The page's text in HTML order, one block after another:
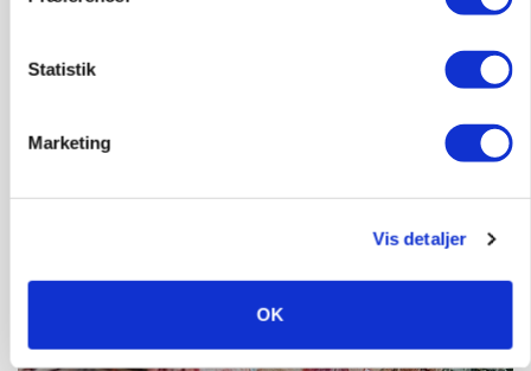
Statistik
Marketing
Vis detaljer
OK
avlsbestand